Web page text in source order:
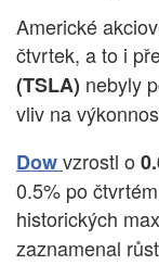
Americké
čtvrtek, a to i
(TSLA) nebyly
vliv na
Dowvzrostl o
0.5% po
historických
zaznamenal